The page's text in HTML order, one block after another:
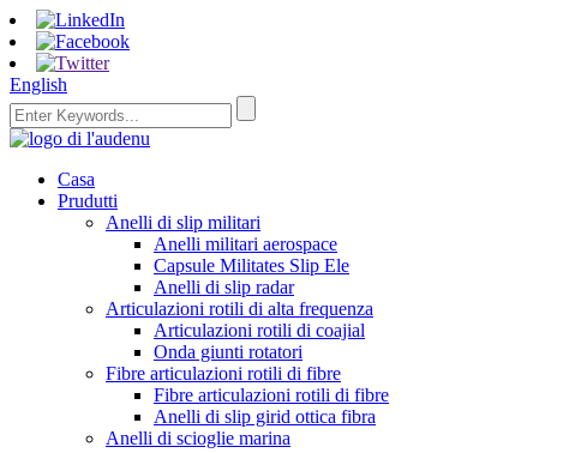
English
Casa
Prudutti
Anelli di slip militari
Anelli militari aerospace
Capsule Militates Slip Ele
Anelli di slip radar
Articulazioni rotili di alta frequenza
Articulazioni rotili di coajial
Onda giunti rotatori
Fibre articulazioni rotili di fibre
Fibre articulazioni rotili di fibre
Anelli di slip girid ottica fibra
Anelli di scioglie marina